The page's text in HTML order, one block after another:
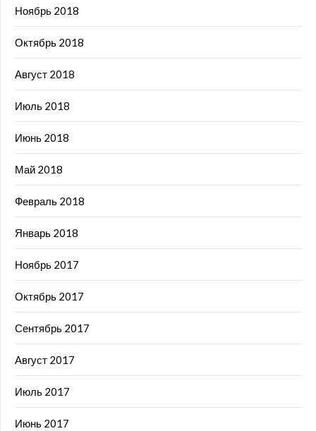
Ноябрь 2018
Октябрь 2018
Август 2018
Июль 2018
Июнь 2018
Май 2018
Февраль 2018
Январь 2018
Ноябрь 2017
Октябрь 2017
Сентябрь 2017
Август 2017
Июль 2017
Июнь 2017